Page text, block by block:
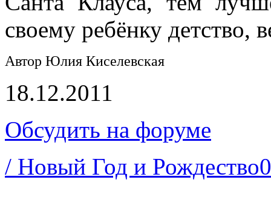
своему ребёнку детство,
Автор Юлия Киселевская
18.12.2011
Обсудить на форуме
/ Новый Год и Рождество0